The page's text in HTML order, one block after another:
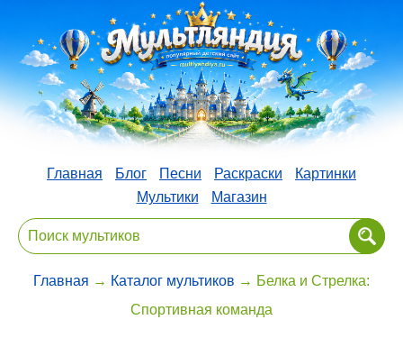
Главная Блог Песни Раскраски
Картинки
Мультики
Магазин
Главная → Каталог мультиков → Белка и Стрелка:
Спортивная команда